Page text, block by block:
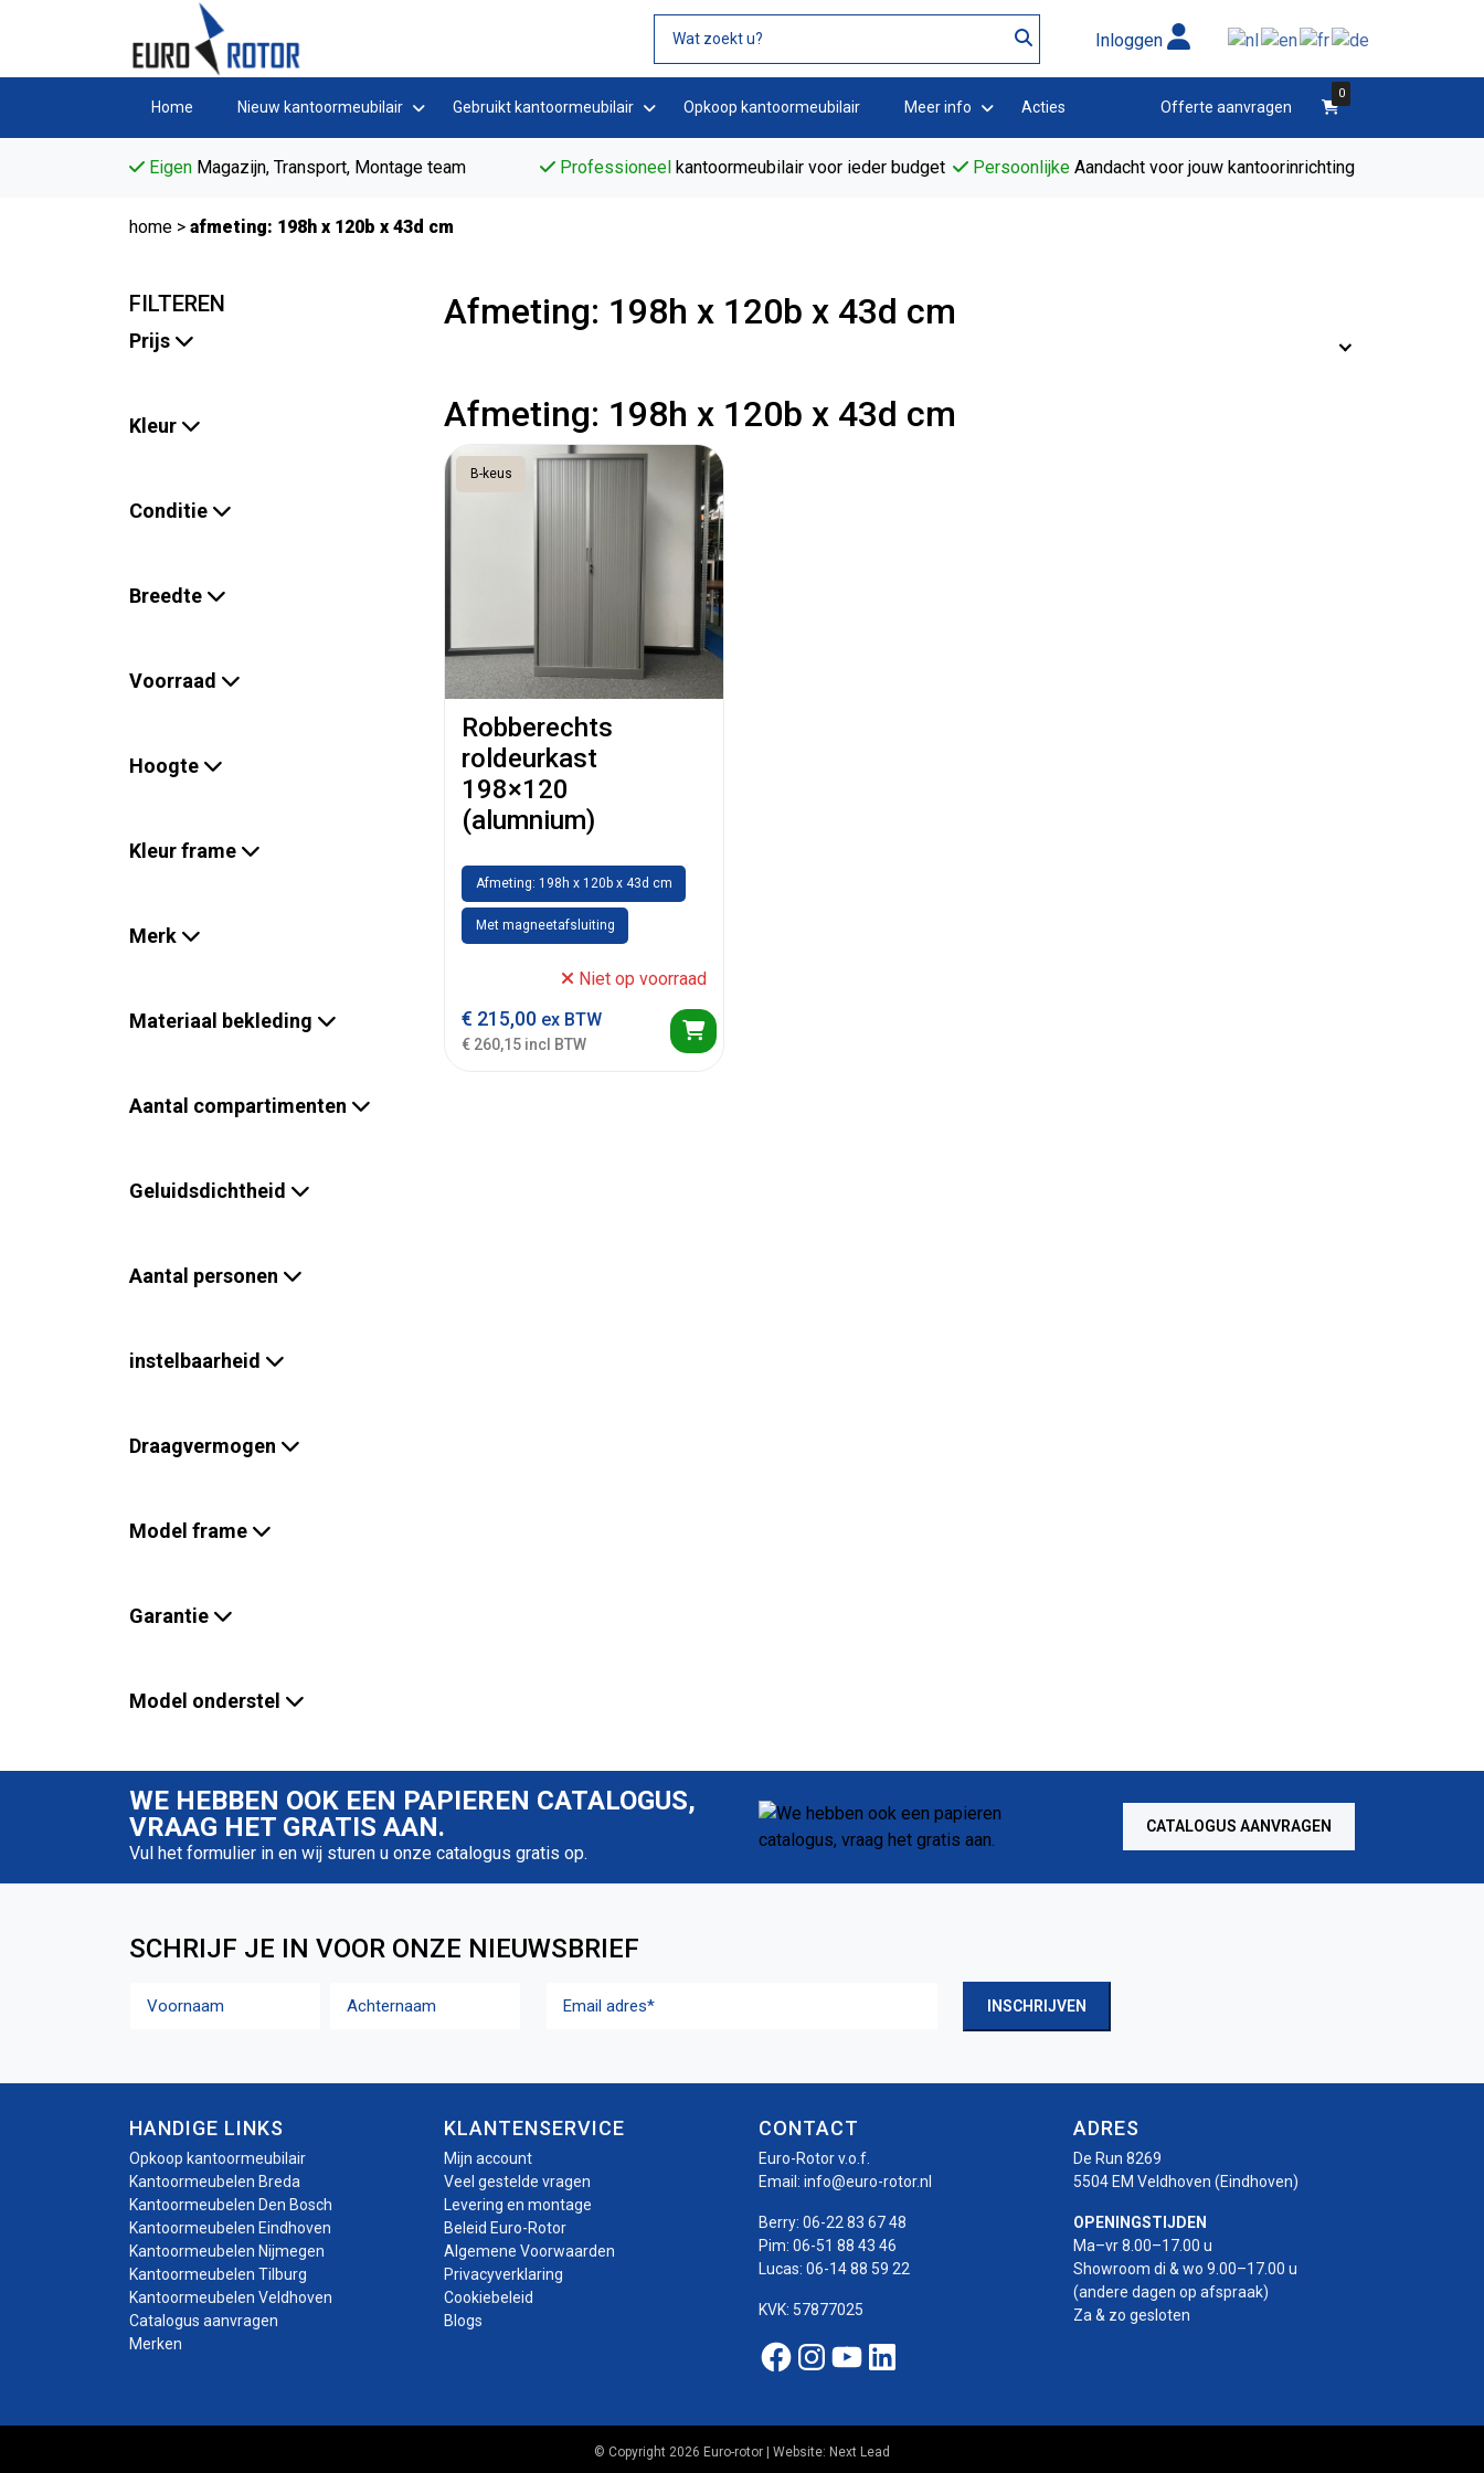
Inloggen
Home Nieuw kantoormeubilair Gebruikt kantoormeubilair Opkoop kantoormeubilair Meer info Acties winkelwagen
0
Offerte aanvragen
Eigen Magazijn, Transport, Montage team Professioneelkantoormeubilair voor ieder budget Persoonlijke Aandacht voor jouw kantoorinrichting
home > afmeting: 198h x 120b x 43d cm
FILTEREN
Prijs
Kleur
Conditie
Breedte
Voorraad
Hoogte
Kleur frame
Merk
Materiaal bekleding
Aantal compartimenten
Geluidsdichtheid
Aantal personen
instelbaarheid
Draagvermogen
Model frame
Garantie
Model onderstel
Afmeting: 198h x 120b x 43d cm
Afmeting: 198h x 120b x 43d cm
B-keus
Robberechts
roldeurkast
198×120
(alumnium)
Afmeting: 198h x 120b x 43d cm
Met magneetafsluiting
Niet op voorraad
€ 215,00 ex BTW
€ 260,15 incl BTW
WE HEBBEN OOK EEN PAPIEREN CATALOGUS,
VRAAG HET GRATIS AAN.
Vul het formulier in en wij sturen u onze catalogus gratis op.
CATALOGUS AANVRAGEN
SCHRIJF JE IN VOOR ONZE NIEUWSBRIEF
INSCHRIJVEN
HANDIGE LINKS
Opkoop kantoormeubilair
Kantoormeubelen Breda
Kantoormeubelen Den Bosch
Kantoormeubelen Eindhoven
Kantoormeubelen Nijmegen
Kantoormeubelen Tilburg
Kantoormeubelen Veldhoven
Catalogus aanvragen
Merken
KLANTENSERVICE
Mijn account
Veel gestelde vragen
Levering en montage
Beleid Euro-Rotor
Algemene Voorwaarden
Privacyverklaring
Cookiebeleid
Blogs
CONTACT
Euro-Rotor v.o.f.
Email: info@euro-rotor.nl
Berry: 06-22 83 67 48
Pim: 06-51 88 43 46
Lucas: 06-14 88 59 22
KVK: 57877025
Facebook Euro-rotor
Instagram Euro-rotor
Youtube Euro-rotor
Linkedin Euro-rotor
ADRES
De Run 8269
5504 EM Veldhoven (Eindhoven)
OPENINGSTIJDEN
Ma–vr 8.00–17.00 u
Showroom di & wo 9.00–17.00 u
(andere dagen op afspraak)
Za & zo gesloten
© Copyright 2026 Euro-rotor | Website: Next Lead